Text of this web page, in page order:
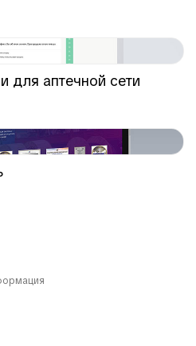
для аптечной сети